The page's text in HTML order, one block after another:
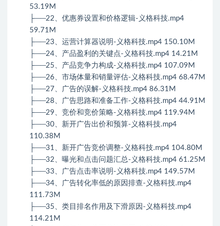
53.19M
├──22、优惠券设置和价格逻辑-义格科技.mp4
59.71M
├──23、运营计算器说明-义格科技.mp4 150.10M
├──24、产品盈利的关键点-义格科技.mp4 14.21M
├──25、产品竞争力构成-义格科技.mp4 107.09M
├──26、市场体量和销量评估-义格科技.mp4 68.47M
├──27、广告的误解-义格科技.mp4 86.31M
├──28、广告思路和准备工作-义格科技.mp4 44.91M
├──29、竞价和竞价策略-义格科技.mp4 119.94M
├──30、新开广告出价和预算-义格科技.mp4
110.38M
├──31、新开广告竞价调整-义格科技.mp4 104.80M
├──32、曝光和点击问题汇总-义格科技.mp4 61.25M
├──33、广告点击率说明-义格科技.mp4 149.57M
├──34、广告转化率低的原因排查-义格科技.mp4
111.73M
├──35、类目排名作用及下滑原因-义格科技.mp4
114.21M